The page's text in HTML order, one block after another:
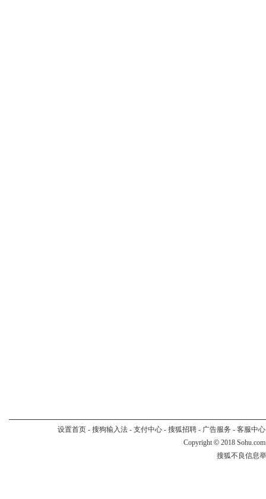
设置首页- 搜狗输入法- 支付中心- 搜狐招聘- 广告服务 - 客服中心
Copyright © 2018
搜狐不良信息